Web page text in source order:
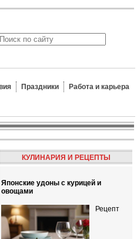
Праздники
Работа и карьера
КУЛИНАРИЯ И РЕЦЕПТЫ
Японские удоны с курицей и
овощами
Рецепт